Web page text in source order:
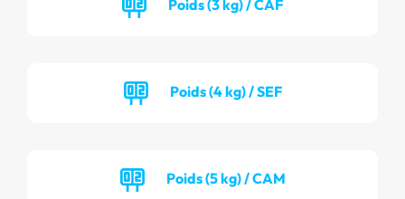
Poids (3 kg) / CAF
Poids (4 kg) / SEF
Poids (5 kg) / CAM